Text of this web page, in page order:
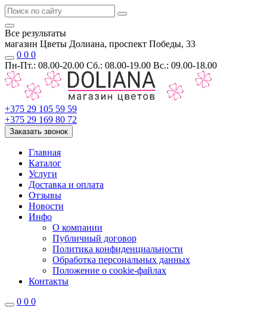
Все результаты
магазин Цветы Долиана, проспект Победы, 33
0 0 0
Пн-Пт.: 08.00-20.00 Сб.: 08.00-19.00 Вс.: 09.00-18.00
+375 29 105 59 59
+375 29 169 80 72
Заказать звонок
Главная
Каталог
Услуги
Доставка и оплата
Отзывы
Новости
Инфо
О компании
Публичный договор
Политика конфиденциальности
Обработка персональных данных
Положение о cookie-файлах
Контакты
0 0 0